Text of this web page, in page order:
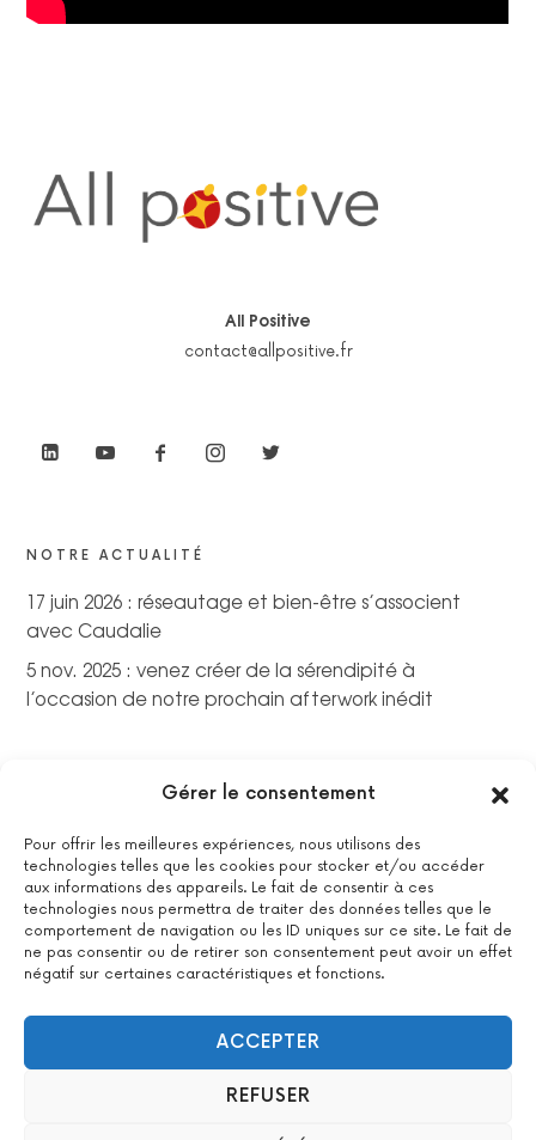
Gérer le consentement
Pour offrir les meilleures expériences, nous utilisons des
technologies telles que les cookies pour stocker et/ou accéder
aux informations des appareils. Le fait de consentir à ces
technologies nous permettra de traiter des données telles que le
comportement de navigation ou les ID uniques sur ce site. Le fait de
ne pas consentir ou de retirer son consentement peut avoir un effet
négatif sur certaines caractéristiques et fonctions.
ACCEPTER
REFUSER
All Positive
contact@allpositive.fr
NOTRE ACTUALITÉ
17 juin 2026 : réseautage et bien-être s’associent
avec Caudalie
5 nov. 2025 : venez créer de la sérendipité à
l’occasion de notre prochain afterwork inédit
La certification qualité a été délivrée au titre de la catégorie
suivante : actions de formations.Voir le certificat